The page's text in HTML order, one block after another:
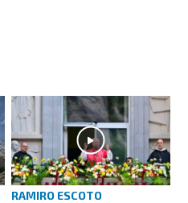
RAMIRO ESCOTO